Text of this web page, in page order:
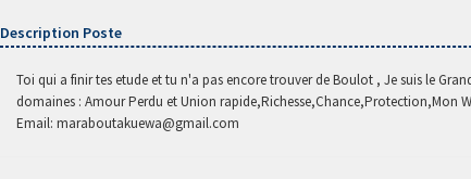
Description Poste
Toi qui a finir tes etude et tu n'a pas encore trouver de Boulot , Je suis le
domaines : Amour Perdu et Union rapide,Richesse,Chance,Protection,Mon
Email: maraboutakuewa@gmail.com